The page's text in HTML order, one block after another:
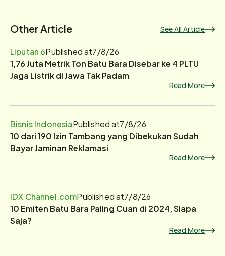
Other Article See All Article
Liputan 6Published at7/8/26
1,76 Juta Metrik Ton Batu Bara Disebar ke 4 PLTU
Jaga Listrik di Jawa Tak Padam
Read More
Bisnis IndonesiaPublished at7/8/26
10 dari 190 Izin Tambang yang Dibekukan Sudah
Bayar Jaminan Reklamasi
Read More
IDX Channel.comPublished at7/8/26
10 Emiten Batu Bara Paling Cuan di 2024, Siapa
Saja?
Read More